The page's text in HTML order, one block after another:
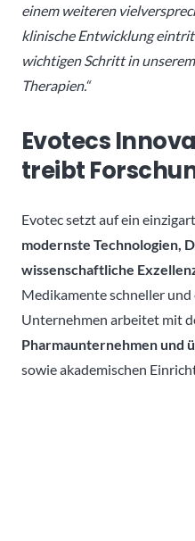
einem weiteren
klinische Entwicklung
wichtigen Schritt in
Therapien.“
Evotecs
treibt
Evotec setzt auf ein
modernste Technologien,
wissenschaftliche
Medikamente schneller
Unternehmen arbeitet mit
Pharmaunternehmen und
sowie akademischen